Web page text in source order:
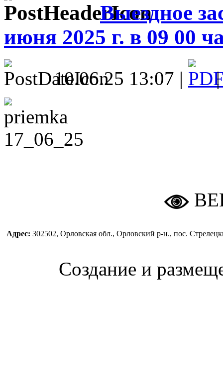
Выездное
июня 2025 г. в 09 00
10.06.25 13:07 |
Адрес: 302502, Орловская обл., Орловский р-н., пос.
Создание и